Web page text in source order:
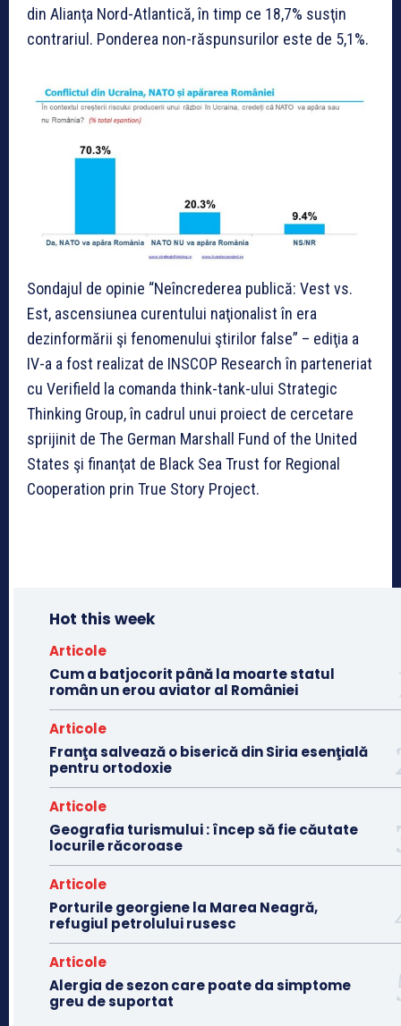
din Alianţa Nord-Atlantică, în timp ce 18,7% susţin
contrariul. Ponderea non-răspunsurilor este de 5,1%.
Sondajul de opinie “Neîncrederea publică: Vest vs.
Est, ascensiunea curentului naţionalist în era
dezinformării şi fenomenului ştirilor false” – ediţia a
IV-a a fost realizat de INSCOP Research în parteneriat
cu Verifield la comanda think-tank-ului Strategic
Thinking Group, în cadrul unui proiect de cercetare
sprijinit de The German Marshall Fund of the United
States şi finanţat de Black Sea Trust for Regional
Cooperation prin True Story Project.
Hot this week
Articole
Cum a batjocorit până la moarte statul
român un erou aviator al României
Articole
Franţa salvează o biserică din Siria esenţială
pentru ortodoxie
Articole
Geografia turismului : încep să fie căutate
locurile răcoroase
Articole
Porturile georgiene la Marea Neagră,
refugiul petrolului rusesc
Articole
Alergia de sezon care poate da simptome
greu de suportat